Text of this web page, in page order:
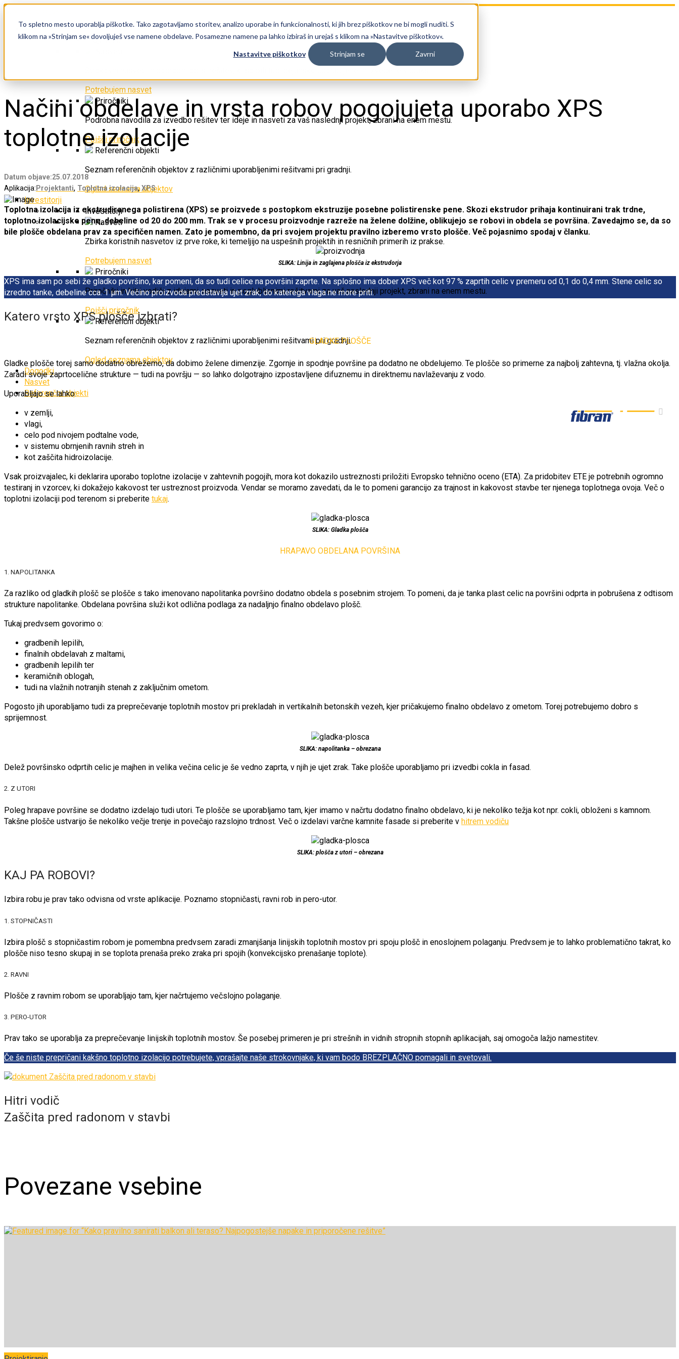
To spletno mesto uporablja piškotke. Tako zagotavljamo storitev, analizo uporabe in funkcionalnosti, ki jih brez piškotkov ne bi mogli nuditi. S
klikom na »Strinjam se« dovoljuješ vse namene obdelave. Posamezne namene pa lahko izbiraš in urejaš s klikom na »Nastavitve piškotkov«.
Nastavitve piškotkov Strinjam se Zavrni
Projektanti
Projektanti
Potrebujem nasvet
Priročniki
Podrobna navodila za izvedbo rešitev ter ideje in nasveti za vaš naslednji projekt, zbrani na enem mestu.
Poišči priročnik
Referenčni objekti
Seznam referenčnih objektov z različnimi uporabljenimi rešitvami pri gradnji.
Ogled seznama objektov
Investitorji
Investitorji
Nasveti
Zbirka koristnih nasvetov iz prve roke, ki temeljijo na uspešnih projektih in resničnih primerih iz prakse.
Potrebujem nasvet
Priročniki
Priročniki in hitri vodiči z idejami, nasveti in poglobljenimi rešitvami za vaš naslednji projekt, zbrani na enem mestu.
Poišči priročnik
Referenčni objekti
Seznam referenčnih objektov z različnimi uporabljenimi rešitvami pri gradnji.
Ogled seznama objektov
Dogodki
Nasvet
Referenčni objekti
Načini obdelave in vrsta robov pogojujeta uporabo XPS
toplotne izolacije
Datum objave:25.07.2018
Aplikacija: Projektanti, Toplotna izolacija,XPS
Toplotna izolacija iz ekstrudiranega polistirena (XPS) se proizvede s postopkom ekstruzije posebne polistirenske pene. Skozi ekstrudor prihaja kontinuirani trak trdne,
toplotno izolacijske pene, debeline od 20 do 200 mm. Trak se v procesu proizvodnje razreže na želene dolžine, oblikujejo se robovi in obdela se površina. Zavedajmo se, da so
bile plošče obdelana prav za specifičen namen. Zato je pomembno, da pri svojem projektu pravilno izberemo vrsto plošče. Več pojasnimo spodaj v članku.
SLIKA: Linija in zaglajena plošča iz ekstrudorja
XPS ima sam po sebi že gladko površino, kar pomeni, da so tudi celice na površini zaprte. Na splošno ima dober XPS več kot 97 % zaprtih celic v premeru od 0,1 do 0,4 mm. Stene celic so
izredno tanke, debeline cca. 1 μm. Večino proizvoda predstavlja ujet zrak, do katerega vlaga ne more priti.
Katero vrsto XPS plošče izbrati?
GLADKE PLOŠČE
Gladke plošče torej samo dodatno obrežemo, da dobimo želene dimenzije. Zgornje in spodnje površine pa dodatno ne obdelujemo. Te plošče so primerne za najbolj zahtevna, tj. vlažna okolja.
Zaradi svoje zaprtocelične strukture — tudi na površju — so lahko dolgotrajno izpostavljene difuznemu in direktnemu navlaževanju z vodo.
Uporabljajo se lahko:
v zemlji,
vlagi,
celo pod nivojem podtalne vode,
v sistemu obrnjenih ravnih streh in
kot zaščita hidroizolacije.
Vsak proizvajalec, ki deklarira uporabo toplotne izolacije v zahtevnih pogojih, mora kot dokazilo ustreznosti priložiti Evropsko tehnično oceno (ETA). Za pridobitev ETE je potrebnih ogromno
testiranj in vzorcev, ki dokažejo kakovost ter ustreznost proizvoda. Vendar se moramo zavedati, da le to pomeni garancijo za trajnost in kakovost stavbe ter njenega toplotnega ovoja. Več o
toplotni izolaciji pod terenom si preberite tukaj.
SLIKA: Gladka plošča
HRAPAVO OBDELANA POVRŠINA
1. NAPOLITANKA
Za razliko od gladkih plošč se plošče s tako imenovano napolitanka površino dodatno obdela s posebnim strojem. To pomeni, da je tanka plast celic na površini odprta in pobrušena z odtisom
strukture napolitanke. Obdelana površina služi kot odlična podlaga za nadaljnjo finalno obdelavo plošč.
Tukaj predvsem govorimo o:
gradbenih lepilih,
finalnih obdelavah z maltami,
gradbenih lepilih ter
keramičnih oblogah,
tudi na vlažnih notranjih stenah z zaključnim ometom.
Pogosto jih uporabljamo tudi za preprečevanje toplotnih mostov pri prekladah in vertikalnih betonskih vezeh, kjer pričakujemo finalno obdelavo z ometom. Torej potrebujemo dobro s
sprijemnost.
SLIKA: napolitanka – obrezana
Delež površinsko odprtih celic je majhen in velika večina celic je še vedno zaprta, v njih je ujet zrak. Take plošče uporabljamo pri izvedbi cokla in fasad.
2. Z UTORI
Poleg hrapave površine se dodatno izdelajo tudi utori. Te plošče se uporabljamo tam, kjer imamo v načrtu dodatno finalno obdelavo, ki je nekoliko težja kot npr. cokli, obloženi s kamnom.
Takšne plošče ustvarijo še nekoliko večje trenje in povečajo razslojno trdnost. Več o izdelavi varčne kamnite fasade si preberite v hitrem vodiču
SLIKA: plošča z utori – obrezana
KAJ PA ROBOVI?
Izbira robu je prav tako odvisna od vrste aplikacije. Poznamo stopničasti, ravni rob in pero-utor.
1. STOPNIČASTI
Izbira plošč s stopničastim robom je pomembna predvsem zaradi zmanjšanja linijskih toplotnih mostov pri spoju plošč in enoslojnem polaganju. Predvsem je to lahko problematično takrat, ko
plošče niso tesno skupaj in se toplota prenaša preko zraka pri spojih (konvekcijsko prenašanje toplote).
2. RAVNI
Plošče z ravnim robom se uporabljajo tam, kjer načrtujemo večslojno polaganje.
3. PERO-UTOR
Prav tako se uporablja za preprečevanje linijskih toplotnih mostov. Še posebej primeren je pri strešnih in vidnih stropnih stopnih aplikacijah, saj omogoča lažjo namestitev.
Če še niste prepričani kakšno toplotno izolacijo potrebujete, vprašajte naše strokovnjake, ki vam bodo BREZPLAČNO pomagali in svetovali.
Hitri vodič
Zaščita pred radonom v stavbi
Povezane vsebine